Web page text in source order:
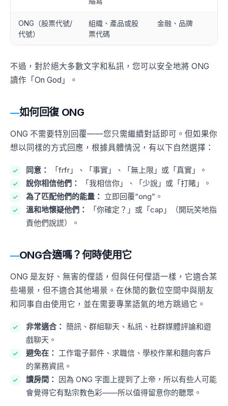
ONG（股票代號/
代號）
組織、產品或股
票代碼
金融、品牌
不過，對於絕大多數文字和私訊，您可以安全地將 ONG
讀作「On God」。
如何回復 ONG
ONG 不需要特別回覆——您只需繼續對話即可。但如果你
想以同樣的方式回應，根據具體情況，有以下自然選擇：
同意：
「frfr」、「事實」、「無上限」或「真實」。
說你相信他們：
「我相信你」、「少說」或「打賭」。
為了匹配他們的能量： 立即回覆“ong”。
溫和地懷疑他們：
「你確定？」或「cap」（開玩笑地指
責他們說謊）。
ONG合適嗎？何時使用它
ONG 是友好、無害的俚語，但與任何俚語一樣，它適合某
些場景，但不適合其他場景。在休閒的數位空間中與朋友
和同事自由使用它，並在需要專業語氣的地方跳過它。
非常適合： 簡訊、群組聊天、私訊、社群媒體評論和遊
戲聊天。
避免在： 工作電子郵件、求職信、學校作業和麵向客戶
的業務資訊。
讀房間： 因為 ONG 字面上提到了上帝，所以有些人可能
會覺得它有點宗教色彩——所以值得留意你的聽眾。